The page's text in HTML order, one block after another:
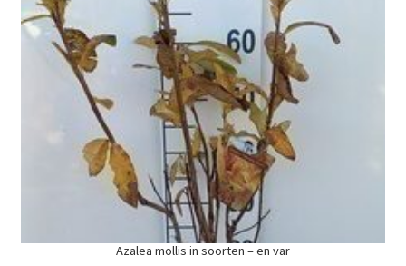
options
may
be
chosen
on
the
product
Azalea mollis in soorten – en var